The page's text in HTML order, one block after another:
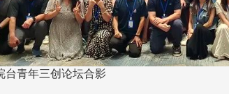
青年三创论坛合影
款征信、其他消
阅校友e报！
4 版 捐款
息
欢迎使用「淡
线上系统」